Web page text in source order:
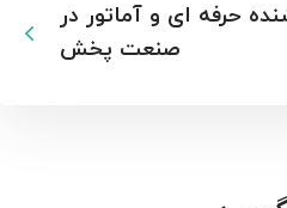
حرفه ای و آماتور در
صنعت پخش